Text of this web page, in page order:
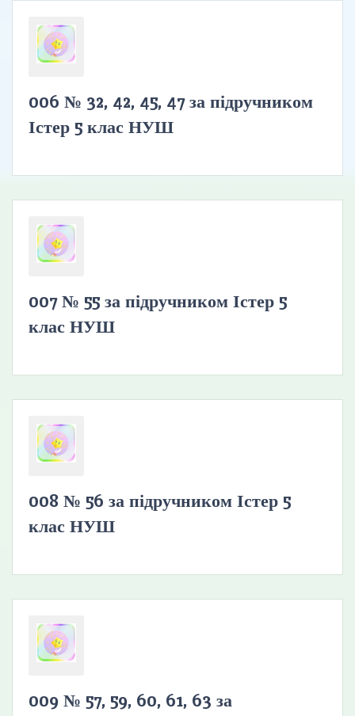
006 № 32, 42, 45, 47 за підручником
Істер 5 клас НУШ
007 № 55 за підручником Істер 5
клас НУШ
008 № 56 за підручником Істер 5
клас НУШ
009 № 57, 59, 60, 61, 63 за